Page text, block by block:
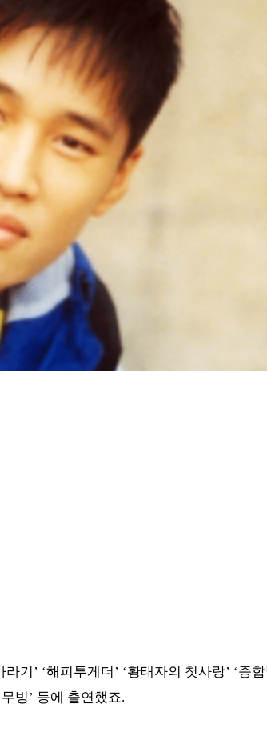
기’ ‘해피투게더’ ‘황태자의 첫사랑’ ‘종
무빙’ 등에 출연했죠.